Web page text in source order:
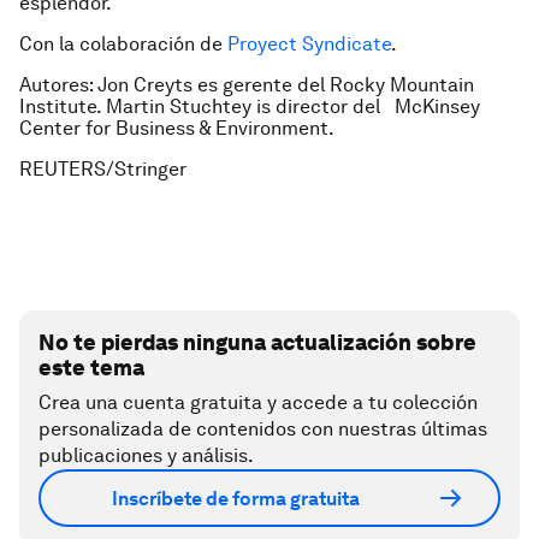
Con la colaboración de Proyect Syndicate.
Autores: Jon Creyts es gerente del Rocky Mountain
Institute. Martin Stuchtey is director del McKinsey
Center for Business & Environment.
REUTERS/Stringer
No te pierdas ninguna actualización sobre
este tema
Crea una cuenta gratuita y accede a tu colección
personalizada de contenidos con nuestras últimas
publicaciones y análisis.
Inscríbete de forma gratuita